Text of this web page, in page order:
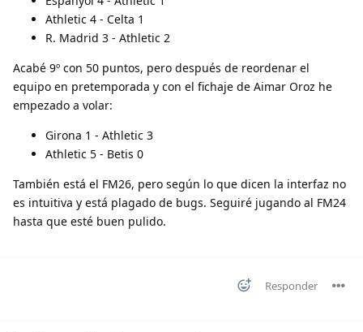
Athletic 4 - Celta 1
R. Madrid 3 - Athletic 2
Acabé 9º con 50 puntos, pero después de reordenar el
equipo en pretemporada y con el fichaje de Aimar Oroz he
empezado a volar:
Girona 1 - Athletic 3
Athletic 5 - Betis 0
También está el FM26, pero según lo que dicen la interfaz no
es intuitiva y está plagado de bugs. Seguiré jugando al FM24
hasta que esté buen pulido.
Responder